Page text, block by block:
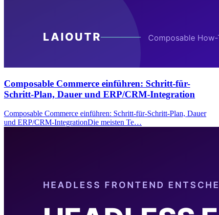
Composable Commerce einführen: Schritt-für-
Schritt-Plan, Dauer und ERP/CRM-Integration
Composable Commerce einführen: Schritt-für-Schritt-Plan, Dauer
und ERP/CRM-IntegrationDie meisten Te…